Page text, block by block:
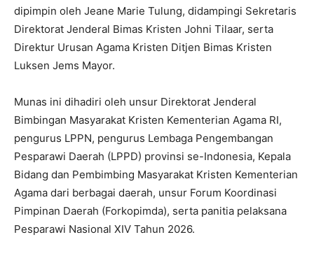
dipimpin oleh Jeane Marie Tulung, didampingi Sekretaris
Direktorat Jenderal Bimas Kristen Johni Tilaar, serta
Direktur Urusan Agama Kristen Ditjen Bimas Kristen
Luksen Jems Mayor.
Munas ini dihadiri oleh unsur Direktorat Jenderal
Bimbingan Masyarakat Kristen Kementerian Agama RI,
pengurus LPPN, pengurus Lembaga Pengembangan
Pesparawi Daerah (LPPD) provinsi se-Indonesia, Kepala
Bidang dan Pembimbing Masyarakat Kristen Kementerian
Agama dari berbagai daerah, unsur Forum Koordinasi
Pimpinan Daerah (Forkopimda), serta panitia pelaksana
Pesparawi Nasional XIV Tahun 2026.